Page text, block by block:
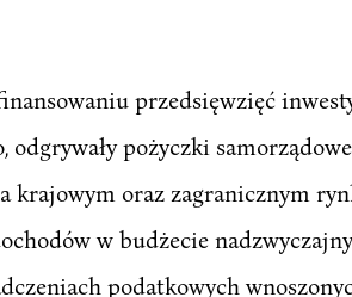
przedsięwzięć
odgrywały pożyczki
krajowym oraz zagranicznym
w budżecie
podatkowych